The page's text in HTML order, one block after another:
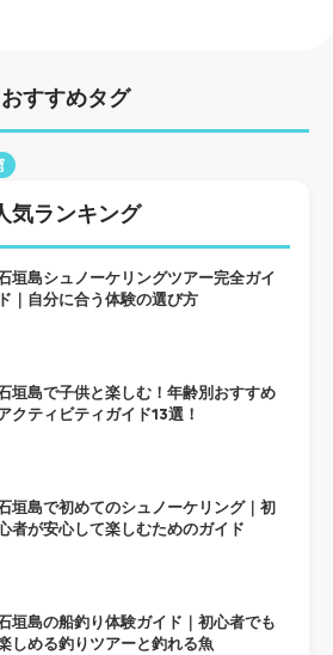
おすすめタグ
気ランキング
垣島シュノーケリングツアー完全ガイ
ド｜自分に合う体験の選び方
垣島で子供と楽しむ！年齢別おすすめ
クティビティガイド13選！
垣島で初めてのシュノーケリング｜初
者が安心して楽しむためのガイド
垣島の船釣り体験ガイド｜初心者でも
しめる釣りツアーと釣れる魚